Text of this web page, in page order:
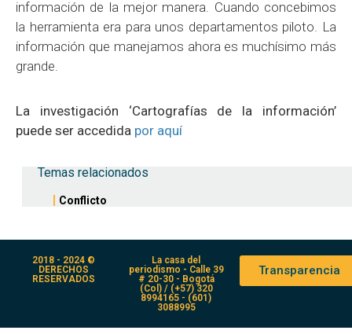
información de la mejor manera. Cuando concebimos
la herramienta era para unos departamentos piloto. La
información que manejamos ahora es muchísimo más
grande.
La investigación ‘Cartografías de la información’
puede ser accedida por aquí
Temas relacionados
Conflicto
2018 - 2024 ©
DERECHOS
RESERVADOS
La casa del
periodismo - Calle 39
# 20-30 - Bogotá
(Col) / (+57) 320
8994165 - (601)
3088995
Transparencia